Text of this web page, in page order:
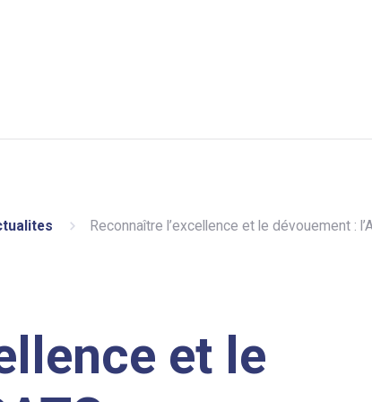
Reconnaître l’excellence et le dévouement :
et le